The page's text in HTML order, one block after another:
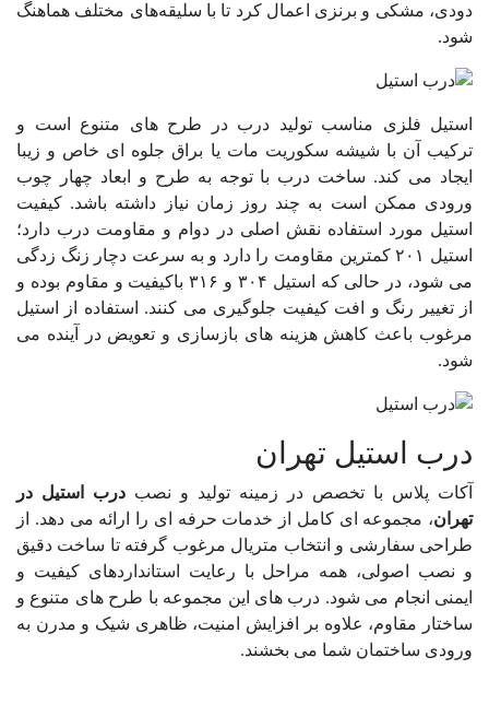
دودی، مشکی و برنزی اعمال کرد تا با سلیقه‌های مختلف هماهنگ
شود.
استیل فلزی مناسب تولید درب در طرح های متنوع است و
ترکیب آن با شیشه سکوریت مات یا براق جلوه ای خاص و زیبا
ایجاد می کند. ساخت درب با توجه به طرح و ابعاد چهار چوب
ورودی ممکن است به چند روز زمان نیاز داشته باشد. کیفیت
استیل مورد استفاده نقش اصلی در دوام و مقاومت درب دارد؛
استیل ۲۰۱ کمترین مقاومت را دارد و به سرعت دچار زنگ زدگی
می شود، در حالی که استیل ۳۰۴ و ۳۱۶ باکیفیت و مقاوم بوده و
از تغییر رنگ و افت کیفیت جلوگیری می کنند. استفاده از استیل
مرغوب باعث کاهش هزینه های بازسازی و تعویض در آینده می
شود.
درب استیل تهران
آکات پلاس با تخصص در زمینه تولید و نصب درب استیل در
تهران، مجموعه ای کامل از خدمات حرفه ای را ارائه می دهد. از
طراحی سفارشی و انتخاب متریال مرغوب گرفته تا ساخت دقیق
و نصب اصولی، همه مراحل با رعایت استانداردهای کیفیت و
ایمنی انجام می شود. درب های این مجموعه با طرح های متنوع و
ساختار مقاوم، علاوه بر افزایش امنیت، ظاهری شیک و مدرن به
ورودی ساختمان‌ شما می بخشند.